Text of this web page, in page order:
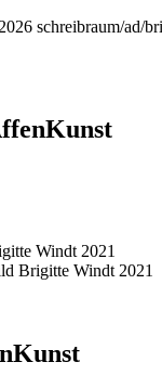
schreibraum/ad/
Brigitte Windt 2021